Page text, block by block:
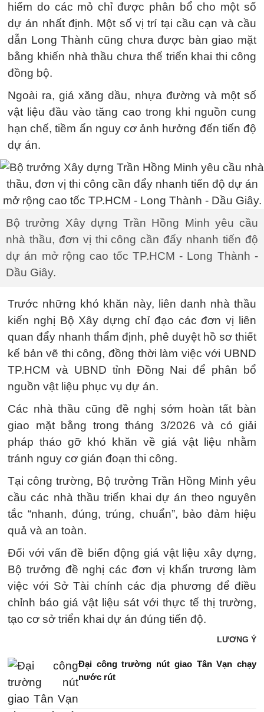
hiếm do các mỏ chỉ được phân bổ cho một số
dự án nhất định. Một số vị trí tại cầu cạn và cầu
dẫn Long Thành cũng chưa được bàn giao mặt
bằng khiến nhà thầu chưa thể triển khai thi công
đồng bộ.
Ngoài ra, giá xăng dầu, nhựa đường và một số
vật liệu đầu vào tăng cao trong khi nguồn cung
hạn chế, tiềm ẩn nguy cơ ảnh hưởng đến tiến độ
dự án.
Bộ trưởng Xây dựng Trần Hồng Minh yêu cầu
nhà thầu, đơn vị thi công cần đẩy nhanh tiến độ
dự án mở rộng cao tốc TP.HCM - Long Thành -
Dầu Giây.
Trước những khó khăn này, liên danh nhà thầu
kiến nghị Bộ Xây dựng chỉ đạo các đơn vị liên
quan đẩy nhanh thẩm định, phê duyệt hồ sơ thiết
kế bản vẽ thi công, đồng thời làm việc với UBND
TP.HCM và UBND tỉnh Đồng Nai để phân bổ
nguồn vật liệu phục vụ dự án.
Các nhà thầu cũng đề nghị sớm hoàn tất bàn
giao mặt bằng trong tháng 3/2026 và có giải
pháp tháo gỡ khó khăn về giá vật liệu nhằm
tránh nguy cơ gián đoạn thi công.
Tại công trường, Bộ trưởng Trần Hồng Minh yêu
cầu các nhà thầu triển khai dự án theo nguyên
tắc “nhanh, đúng, trúng, chuẩn”, bảo đảm hiệu
quả và an toàn.
Đối với vấn đề biến động giá vật liệu xây dựng,
Bộ trưởng đề nghị các đơn vị khẩn trương làm
việc với Sở Tài chính các địa phương để điều
chỉnh báo giá vật liệu sát với thực tế thị trường,
tạo cơ sở triển khai dự án đúng tiến độ.
LƯƠNG Ý
Đại công trường nút giao Tân Vạn chạy
nước rút